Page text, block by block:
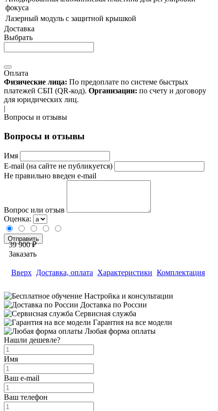
фокуса
Лазерный модуль с защитной крышкой
Доставка
Выбрать
Оплата
Физические лица: По предоплате по системе быстрых
платежей СБП (QR-код). Организации: по счету и договору
для юридических лиц.
|
Вопросы и отзывы
Вопросы и отзывы
Имя
E-mail (на сайте не публикуется)
Не правильно введен e-mail
Вопрос или отзыв
Оценка:
39 900 ₽
Заказать
Вверх Доставка, оплата Характеристики Комплектация
Настройка и консультации
Доставка по России
Сервисная служба
Гарантия на все модели
Любая форма оплаты
Нашли дешевле?
Имя
Ваш e-mail
Ваш телефон